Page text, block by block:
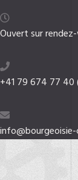
Ouvert sur
+41 79 674 77